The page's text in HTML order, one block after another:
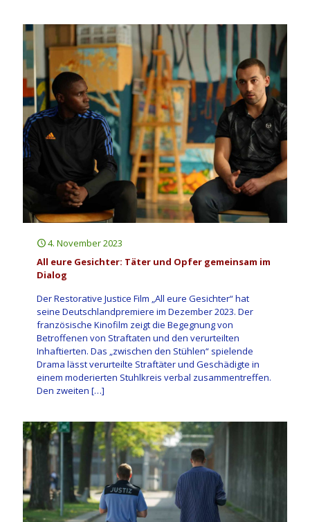
4. November 2023
All eure Gesichter: Täter und Opfer gemeinsam im
Dialog
Der Restorative Justice Film „All eure Gesichter“ hat
seine Deutschlandpremiere im Dezember 2023. Der
französische Kinofilm zeigt die Begegnung von
Betroffenen von Straftaten und den verurteilten
Inhaftierten. Das „zwischen den Stühlen“ spielende
Drama lässt verurteilte Straftäter und Geschädigte in
einem moderierten Stuhlkreis verbal zusammentreffen.
Den zweiten […]